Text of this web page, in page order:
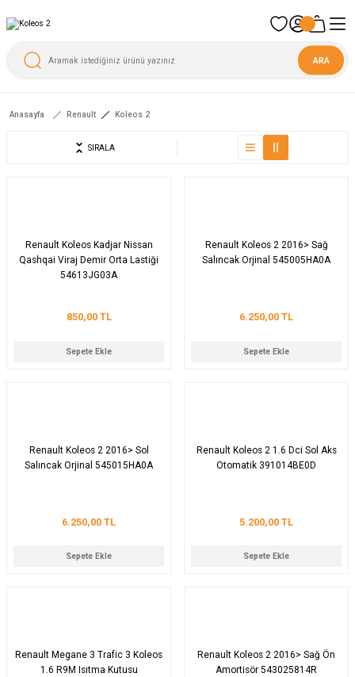
ARA
Anasayfa Renault Koleos 2
SIRALA
Renault Koleos Kadjar Nissan
Qashqai Viraj Demir Orta Lastiği
54613JG03A
850,00 TL
Sepete Ekle
Renault Koleos 2 2016> Sağ
Salıncak Orjinal 545005HA0A
6.250,00 TL
Sepete Ekle
Renault Koleos 2 2016> Sol
Salıncak Orjinal 545015HA0A
6.250,00 TL
Sepete Ekle
Renault Koleos 2 1.6 Dci Sol Aks
Otomatik 391014BE0D
5.200,00 TL
Sepete Ekle
Renault Megane 3 Trafic 3 Koleos
1.6 R9M Isıtma Kutusu
Renault Koleos 2 2016> Sağ Ön
Amortisör 543025814R